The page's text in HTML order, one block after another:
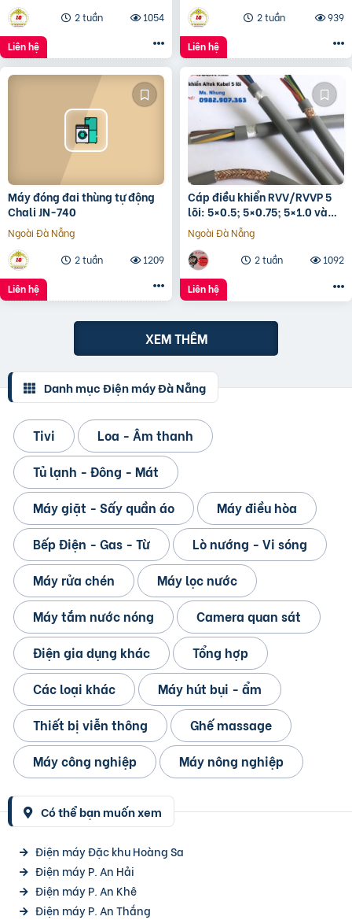
2 tuần 1054
Liên hệ
2 tuần 939
Liên hệ
Máy đóng đai thùng tự động
Chali JN-740
Ngoài Đà Nẵng
2 tuần
1209
Liên hệ
Cáp điều khiển RVV/RVVP 5
lõi: 5×0.5; 5×0.75; 5×1.0 và
5×1.5
Ngoài Đà Nẵng
2 tuần
1092
Liên hệ
XEM THÊM
Danh mục Điện máy Đà Nẵng
Tivi
Loa - Âm thanh
Tủ lạnh - Đông - Mát
Máy giặt - Sấy quần áo
Máy điều hòa
Bếp Điện - Gas - Từ
Lò nướng - Vi sóng
Máy rửa chén
Máy lọc nước
Máy tắm nước nóng
Camera quan sát
Điện gia dụng khác
Tổng hợp
Các loại khác
Máy hút bụi - ẩm
Thiết bị viễn thông
Ghế massage
Máy công nghiệp
Máy nông nghiệp
Có thể bạn muốn xem
Điện máy Đặc khu Hoàng Sa
Điện máy P. An Hải
Điện máy P. An Khê
Điện máy P. An Thắng